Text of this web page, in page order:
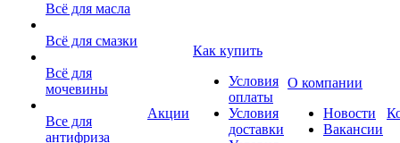
Всё для масла
Всё для смазки
Всё для
мочевины
Все для
антифриза
Акции
Как купить
Условия
оплаты
Условия
доставки
О компании
Новости
Вакансии